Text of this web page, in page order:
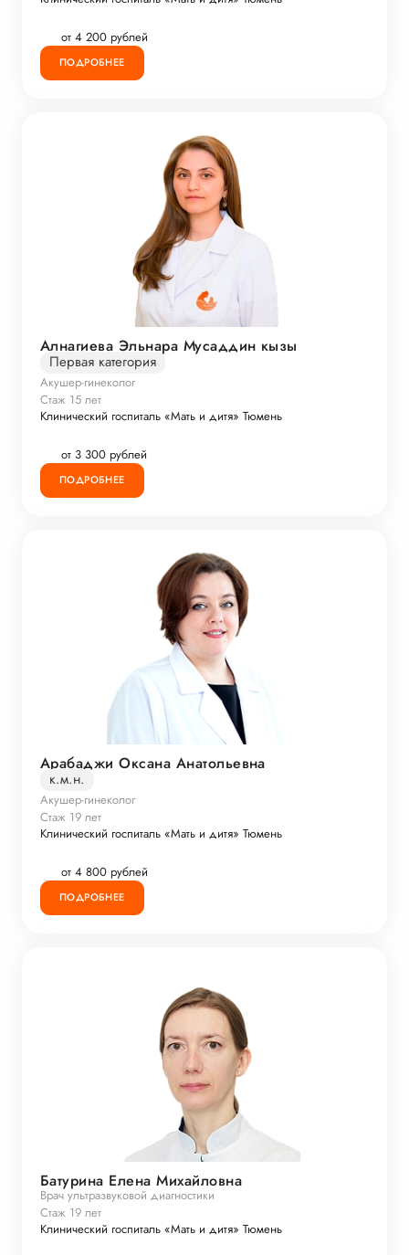
от 4 200 рублей
ПОДРОБНЕЕ
Алнагиева Эльнара Мусаддин кызы
Первая категория
Акушер-гинеколог
Стаж 15 лет
Клинический госпиталь «Мать и дитя» Тюмень
от 3 300 рублей
ПОДРОБНЕЕ
Арабаджи Оксана Анатольевна
к.м.н.
Акушер-гинеколог
Стаж 19 лет
Клинический госпиталь «Мать и дитя» Тюмень
от 4 800 рублей
ПОДРОБНЕЕ
Батурина Елена Михайловна
Врач ультразвуковой диагностики
Стаж 19 лет
Клинический госпиталь «Мать и дитя» Тюмень